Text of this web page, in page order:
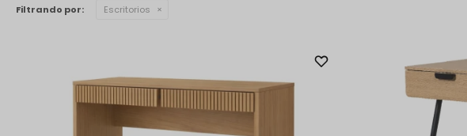
Filtrando por: Escritorios